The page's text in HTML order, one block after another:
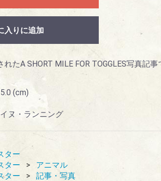
入りに追加
たA SHORT MILE FOR TOGGLES写真記事
(cm)
ヌ・ランニング
ター
ター
アニマル
ター
記事・写真